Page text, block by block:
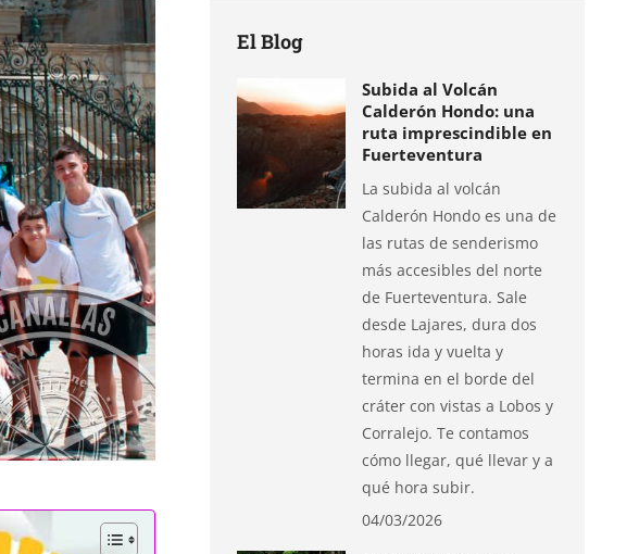
El Blog
Subida al Volcán
Calderón Hondo: una
ruta imprescindible en
Fuerteventura
La subida al volcán
Calderón Hondo es una de
las rutas de senderismo
más accesibles del norte
de Fuerteventura. Sale
desde Lajares, dura dos
horas ida y vuelta y
termina en el borde del
cráter con vistas a Lobos y
Corralejo. Te contamos
cómo llegar, qué llevar y a
qué hora subir.
04/03/2026